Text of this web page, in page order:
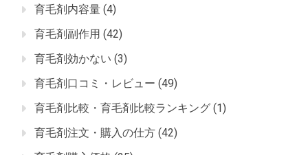
育毛剤内容量 (4)
育毛剤副作用 (42)
育毛剤効かない (3)
育毛剤口コミ・レビュー (49)
育毛剤比較・育毛剤比較ランキング (1)
育毛剤注文・購入の仕方 (42)